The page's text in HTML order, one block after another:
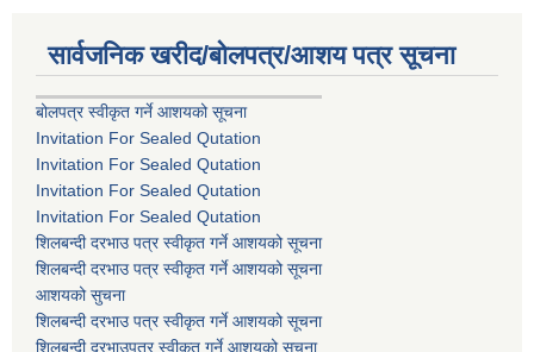
सार्वजनिक खरीद/बोलपत्र/आशय पत्र सूचना
बोलपत्र स्वीकृत गर्ने आशयको सूचना
Invitation For Sealed Qutation
Invitation For Sealed Qutation
Invitation For Sealed Qutation
Invitation For Sealed Qutation
शिलबन्दी दरभाउ पत्र स्वीकृत गर्ने आशयको सूचना
शिलबन्दी दरभाउ पत्र स्वीकृत गर्ने आशयको सूचना
आशयको सुचना
शिलबन्दी दरभाउ पत्र स्वीकृत गर्ने आशयको सूचना
शिलबन्दी दरभाउपत्र स्वीकृत गर्ने आशयको सूचना